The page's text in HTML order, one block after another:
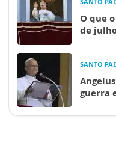
O que
de
SANTO
guerra